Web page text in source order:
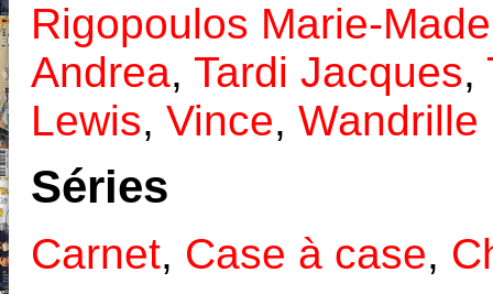
Rigopoulos Marie-
Andrea, Tardi Jacques,
Lewis, Vince, Wandrille
Séries
Carnet, Case à case,